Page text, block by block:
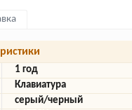
1 год
Клавиатура
серый/черный